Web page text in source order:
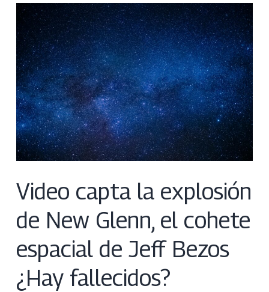
Video capta la explosión
de New Glenn, el cohete
espacial de Jeff Bezos
¿Hay fallecidos?